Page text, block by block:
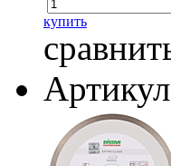
купить